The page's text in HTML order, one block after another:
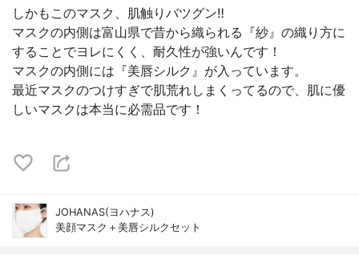
しかもこのマスク、肌触りバツグン‼︎
マスクの内側は富山県で昔から織られる『紗』の織り方に
することでヨレにくく、耐久性が強いんです！
マスクの内側には『美唇シルク』が入っています。
最近マスクのつけすぎで肌荒れしまくってるので、肌に優
しいマスクは本当に必需品です！
JOHANAS(ヨハナス)
美顔マスク＋美唇シルクセット